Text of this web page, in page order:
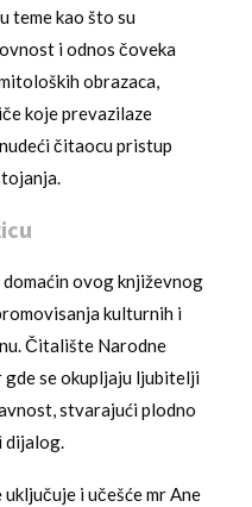
teme kao što su
i odnos čoveka
obrazaca,
koje prevazilaze
čitaocu pristup
domaćin ovog književnog
kulturnih i
Čitalište Narodne
se okupljaju ljubitelji
stvarajući plodno
dijalog.
i učešće mr Ane